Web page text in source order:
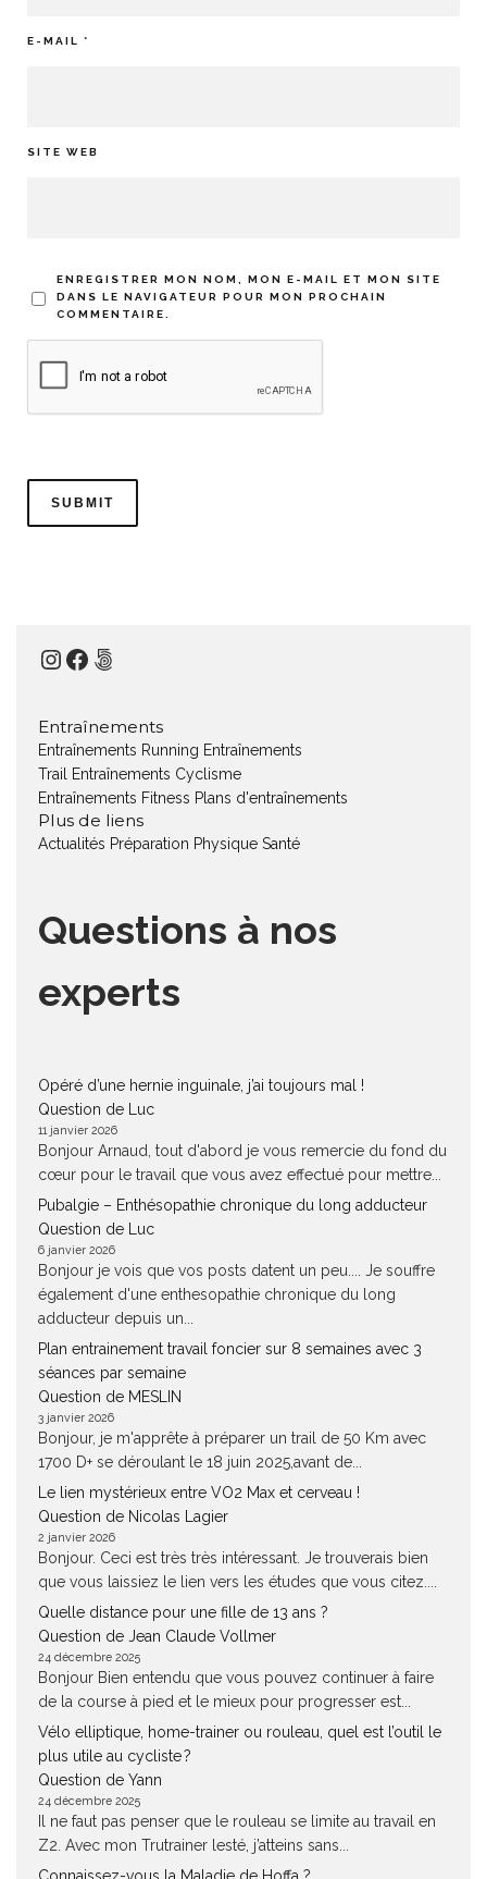
E-MAIL *
SITE WEB
ENREGISTRER MON NOM, MON E-MAIL ET MON SITE
DANS LE NAVIGATEUR POUR MON PROCHAIN
COMMENTAIRE.
Instagram
Facebook
500px
Entraînements
Entraînements Running Entraînements
Trail
Entraînements Cyclisme
Entraînements Fitness Plans d'entraînements
Plus de liens
Actualités Préparation Physique Santé
Questions à nos
experts
Opéré d’une hernie inguinale, j’ai toujours mal !
Question de Luc
11 janvier 2026
Bonjour Arnaud, tout d'abord je vous remercie du fond du
cœur pour le travail que vous avez effectué pour mettre...
Pubalgie – Enthésopathie chronique du long adducteur
Question de Luc
6 janvier 2026
Bonjour je vois que vos posts datent un peu.... Je souffre
également d'une enthesopathie chronique du long
adducteur depuis un...
Plan entrainement travail foncier sur 8 semaines avec 3
séances par semaine
Question de MESLIN
3 janvier 2026
Bonjour, je m'apprête à préparer un trail de 50 Km avec
1700 D+ se déroulant le 18 juin 2025,avant de...
Le lien mystérieux entre VO2 Max et cerveau !
Question de Nicolas Lagier
2 janvier 2026
Bonjour. Ceci est très très intéressant. Je trouverais bien
que vous laissiez le lien vers les études que vous citez....
Quelle distance pour une fille de 13 ans ?
Question de Jean Claude Vollmer
24 décembre 2025
Bonjour Bien entendu que vous pouvez continuer à faire
de la course à pied et le mieux pour progresser est...
Vélo elliptique, home-trainer ou rouleau, quel est l’outil le
plus utile au cycliste ?
Question de Yann
24 décembre 2025
Il ne faut pas penser que le rouleau se limite au travail en
Z2. Avec mon Trutrainer lesté, j’atteins sans...